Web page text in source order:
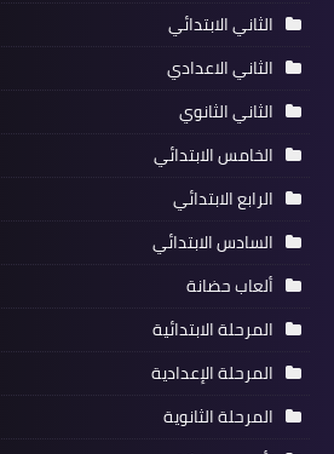
الثاني الابتدائي
الثاني الاعدادي
الثاني الثانوي
الخامس الابتدائي
الرابع الابتدائي
السادس الابتدائي
ألعاب حضانة
المرحلة الابتدائية
المرحلة الإعدادية
المرحلة الثانوية